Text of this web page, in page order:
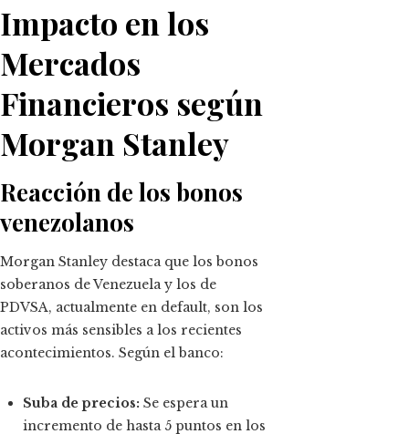
Impacto en los
Mercados
Financieros según
Morgan Stanley
Reacción de los bonos
venezolanos
Morgan Stanley destaca que los bonos
soberanos de Venezuela y los de
PDVSA, actualmente en default, son los
activos más sensibles a los recientes
acontecimientos. Según el banco:
Suba de precios: Se espera un
incremento de hasta 5 puntos en los